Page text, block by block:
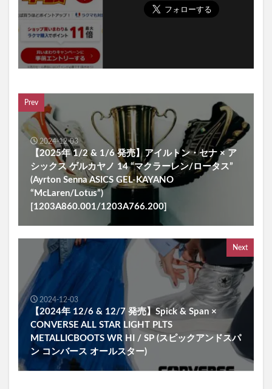
Prev
2024-12-03
【2025年 1/2 & 1/6 発売】アイルトン・セナ × ア
シックス ゲルカヤノ 14 “マクラーレン/ロータス”
(Ayrton Senna ASICS GEL-KAYANO
“McLaren/Lotus”)
[1203A860.001/1203A766.200]
Next
2024-12-03
【2024年 12/6 & 12/7 発売】Spick & Span ×
CONVERSE ALL STAR LIGHT PLTS
METALLICBOOTS WR HI / SP (スピックアンドスパ
ン コンバース オールスター)